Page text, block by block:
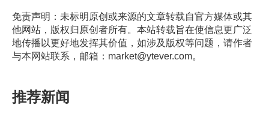
免责声明：未标明原创或来源的文章转载自官方媒体或其
他网站，版权归原创者所有。本站转载旨在使信息更广泛
地传播以更好地发挥其价值，如涉及版权等问题，请作者
与本网站联系，邮箱：market@ytever.com。
推荐新闻